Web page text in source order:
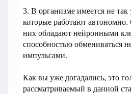
3. В организме имеется не
которые работают
них обладают нейронными
способностью обмениваться
импульсами.
Как вы уже догадались, это
рассматриваемый в данной